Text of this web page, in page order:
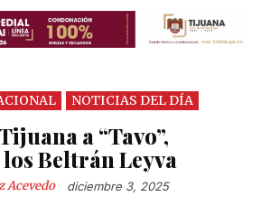
NOTICIAS DEL DÍA
a “Tavo”,
Beltrán Leyva
Acevedo diciembre 3, 2025